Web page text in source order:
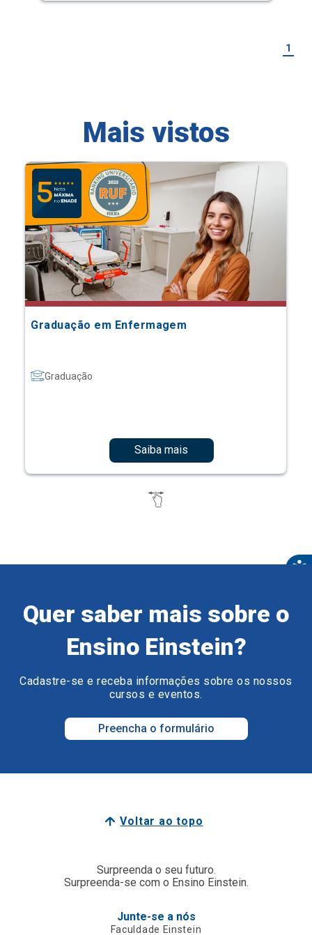
1
Mais vistos
Graduação em Enfermagem
Graduação
Saiba mais
Quer saber mais sobre o
Ensino Einstein?
Cadastre-se e receba informações sobre os nossos
cursos e eventos.
Preencha o formulário
Voltar ao topo
Surpreenda o seu futuro.
Surpreenda-se com o Ensino Einstein.
Junte-se a nós
Faculdade Einstein